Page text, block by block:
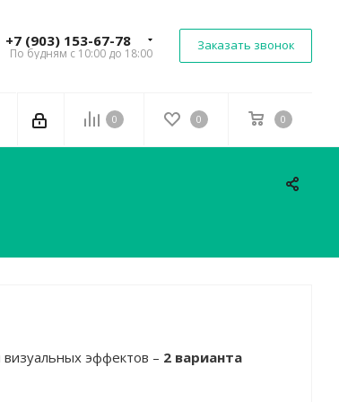
+7 (903) 153-67-78
По будням с 10:00 до 18:00
Заказать звонок
0 0 0
визуальных эффектов – 2 варианта